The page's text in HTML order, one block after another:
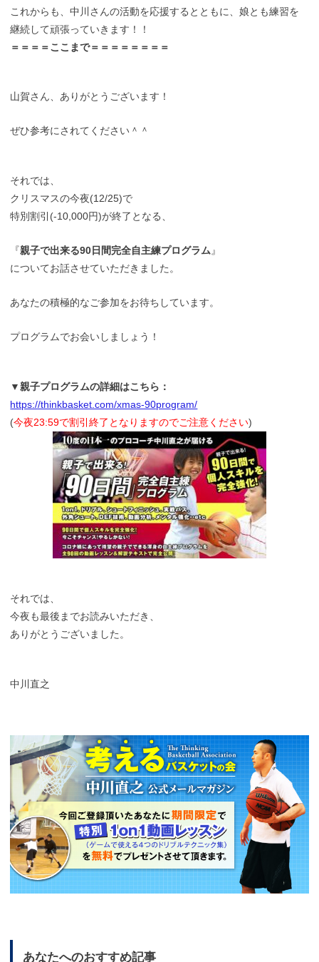
これからも、中川さんの活動を応援するとともに、娘とも練習を
継続して頑張っていきます！！
＝＝＝＝ここまで＝＝＝＝＝＝＝＝
山賀さん、ありがとうございます！
ぜひ参考にされてください＾＾
それでは、
クリスマスの今夜(12/25)で
特別割引(-10,000円)が終了となる、
『親子で出来る90日間完全自主練プログラム 』
についてお話させていただきました。
あなたの積極的なご参加をお待ちしています。
プログラムでお会いしましょう！
▼親子プログラムの詳細はこちら：
https://thinkbasket.com/xmas-90program/
(今夜23:59で割引終了となりますのでご注意ください)
それでは、
今夜も最後までお読みいただき、
ありがとうございました。
中川直之
あなたへのおすすめ記事